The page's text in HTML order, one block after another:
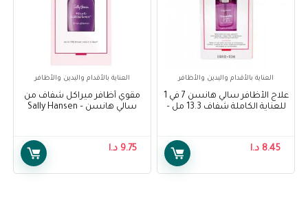
العناية بالأقدام واليدين والأظافر
علاج الأظافر سالي هانسن 7 في 1
للعناية الكاملة شفاف 13.3 مل –
8.45 د.ا
العناية بالأقدام واليدين والأظافر
مقوي أظافر ميراكل شفاف من
سالي هانسن – Sally Hansen
9.75 د.ا